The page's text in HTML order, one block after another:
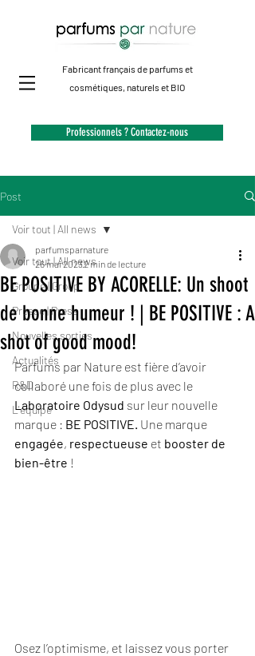
Fabricant français de parfums et
cosmétiques, naturels et BIO
Professionnels ? Contactez-nous
Post
Voir tout | All news
Groupe | Group
Presse | Press
Nouvelles sorties
Actualités
R&D
L'équipe
Voir tout | All news
BE POSITIVE BY ACORELLE: Un shoot
de bonne humeur ! | BE POSITIVE : A
shot of good mood!
parfumsparnature
26 mai 20232 min de lecture
Parfums par Nature est fière d’avoir
collaboré une fois de plus avec le
Laboratoire Odysud sur leur nouvelle
marque : BE POSITIVE. Une marque
engagée, respectueuse et booster de
bien-être !
Osez l’optimisme, et laissez vous porter